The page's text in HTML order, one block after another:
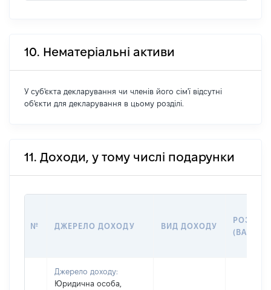
10. Нематеріальні активи
У суб'єкта декларування чи членів його сім'ї відсутні
об'єкти для декларування в цьому розділі.
11. Доходи, у тому числі подарунки
№ ДЖЕРЕЛО ДОХОДУ ВИД ДОХОДУ
РОЗМІР
Джерело доходу:
Юридична особа,